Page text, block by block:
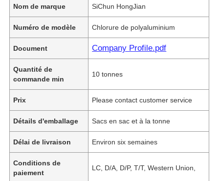
Nom de marque SiChun HongJian
Numéro de modèle Chlorure de polyaluminium
Document Company Profile.pdf
Quantité de
commande min
10 tonnes
Prix Please contact customer service
Détails d'emballage Sacs en sac et à la tonne
Délai de livraison Environ six semaines
Conditions de
paiement
LC, D/A, D/P, T/T, Western Union,